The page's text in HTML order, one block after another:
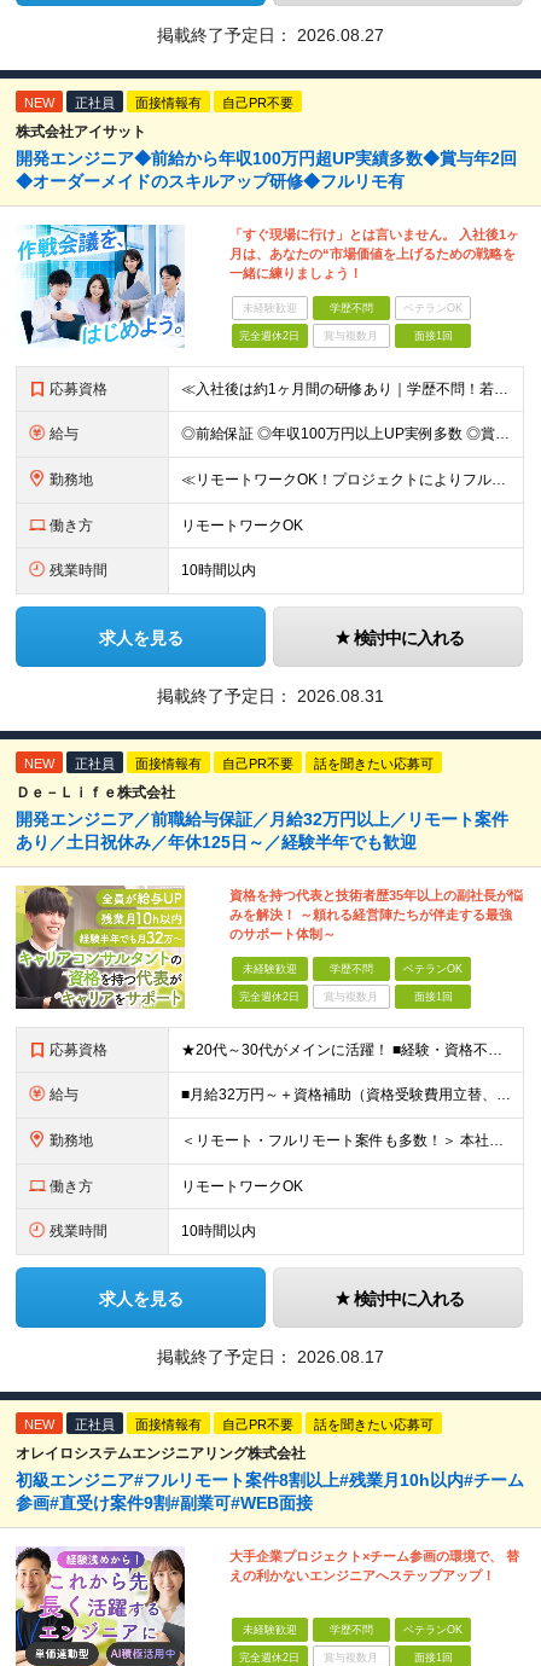
掲載終了予定日： 2026.08.27
NEW 正社員 面接情報有 自己PR不要
株式会社アイサット
開発エンジニア◆前給から年収100万円超UP実績多数◆賞与年2回
◆オーダーメイドのスキルアップ研修◆フルリモ有
「すぐ現場に行け」とは言いません。 入社後1ヶ
月は、あなたの“市場価値を上げるための戦略を
一緒に練りましょう！
未経験歓迎 学歴不問 ベテランOK
完全週休2日 賞与複数月 面接1回
応募資格 ≪入社後は約1ヶ月間の研修あり｜学歴不問！若手社員が活躍中≫ ■学歴不問 ■開発経験1年以上 ＼こんな方にピッタリです！／ ■私生活も大切にしながら長く働きたい方 ■自分のスキルを正当に給与で評価し
給与 ◎前給保証 ◎年収100万円以上UP実例多数 ◎賞与年2回 -------- ■PG：月給29万5000円以上 ■SE：月給36万円以上 ※スキル・経験などを考慮し、決定します ※試用期間3ヵ月あり、
勤務地 ≪リモートワークOK！プロジェクトによりフルリモートも≫ ■本社または東京・神奈川・千葉・埼玉の各プロジェクト先での勤務となります 【本社】東京都豊島区南池袋2-30-12 BITビル7階 ┗東京メ
働き方 リモートワークOK
残業時間 10時間以内
求人を見る 検討中に入れる
掲載終了予定日： 2026.08.31
NEW 正社員 面接情報有 自己PR不要 話を聞きたい応募可
Ｄｅ－Ｌｉｆｅ株式会社
開発エンジニア／前職給与保証／月給32万円以上／リモート案件
あり／土日祝休み／年休125日～／経験半年でも歓迎
資格を持つ代表と技術者歴35年以上の副社長が悩
みを解決！ ～頼れる経営陣たちが伴走する最強
のサポート体制～
未経験歓迎 学歴不問 ベテランOK
完全週休2日 賞与複数月 面接1回
応募資格 ★20代～30代がメインに活躍！ ■経験・資格不問 ■学歴不問 ━━━━…‥ 当社では何よりもコミュニケーション力を 重視した採用を行っています！
給与 ■月給32万円～＋資格補助（資格受験費用立替、書籍代立替）＋リファラル手当（経験者10万円/未経験者6万円） ※給与は経験・スキルに応じて決定します ※上記給与額には固定残業代（20時間分/39,68
勤務地 ＜リモート・フルリモート案件も多数！＞ 本社または都内のクライアント先での勤務となります。 ■本社/東京都千代田区神田司町2-10-4 NOVEL WORK Kanda 3階 (変更の範囲)上記を除
働き方 リモートワークOK
残業時間 10時間以内
求人を見る 検討中に入れる
掲載終了予定日： 2026.08.17
NEW 正社員 面接情報有 自己PR不要 話を聞きたい応募可
オレイロシステムエンジニアリング株式会社
初級エンジニア#フルリモート案件8割以上#残業月10h以内#チーム
参画#直受け案件9割#副業可#WEB面接
大手企業プロジェクト×チーム参画の環境で、 替
えの利かないエンジニアへステップアップ！
未経験歓迎 学歴不問 ベテランOK
完全週休2日 賞与複数月 面接1回